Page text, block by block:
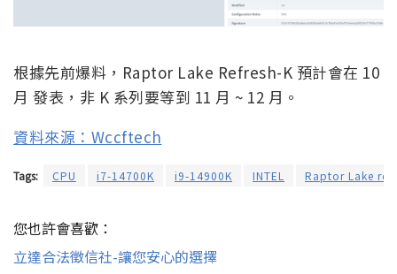
根據先前爆料，Raptor Lake Refresh-K 預計會在 10
月 發表，非 K 系列要等到 11 月 ~ 12 月。
資料來源：Wccftech
Tags: CPU i7-14700K i9-14900K INTEL Raptor Lake
您也許會喜歡：
立達合法徵信社-讓您安心的選擇